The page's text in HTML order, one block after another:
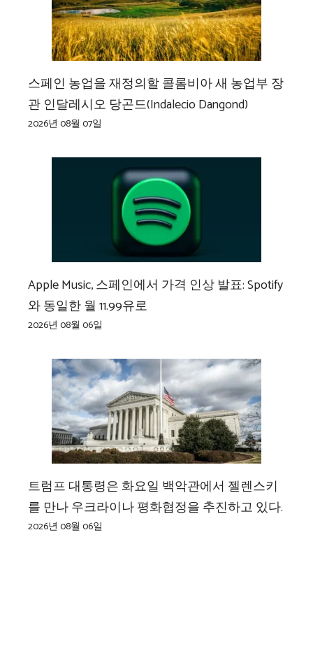
스페인 농업을 재정의할 콜롬비아 새 농업부 장
관 인달레시오 당곤드(Indalecio Dangond)
2026년 08월 07일
Apple Music, 스페인에서 가격 인상 발표: Spotify
와 동일한 월 11.99유로
2026년 08월 06일
트럼프 대통령은 화요일 백악관에서 젤렌스키
를 만나 우크라이나 평화협정을 추진하고 있다.
2026년 08월 06일